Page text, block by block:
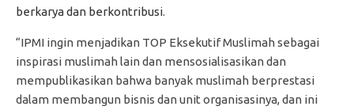
berkarya dan berkontribusi.
“IPMI ingin menjadikan TOP Eksekutif Muslimah sebagai
inspirasi muslimah lain dan mensosialisasikan dan
mempublikasikan bahwa banyak muslimah berprestasi
dalam membangun bisnis dan unit organisasinya, dan ini